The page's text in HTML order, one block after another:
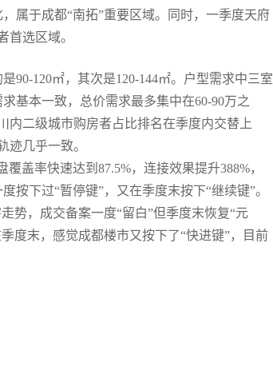
属于成都“南拓”重要区域。同时，一季度天府
首选区域。
90-120㎡，其次是120-144㎡。户型需求中三室
基本一致，总价需求最多集中在60-90万之
内二级城市购房者占比排名在季度内交替上
迹几乎一致。
盖率快速达到87.5%，连接效果提升388%，
下过“暂停键”，又在季度末按下“继续键”。
势，成交备案一度“留白”但季度末恢复“元
度末，感觉成都楼市又按下了“快进键”，目前